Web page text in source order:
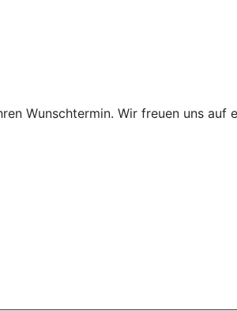
Wunschtermin. Wir freuen uns auf